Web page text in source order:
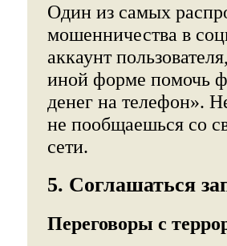
Один из самых
мошенничества в
аккаунт
иной форме помочь
денег на телефон».
не пообщаешься со
сети.
5. Соглашаться
Переговоры с